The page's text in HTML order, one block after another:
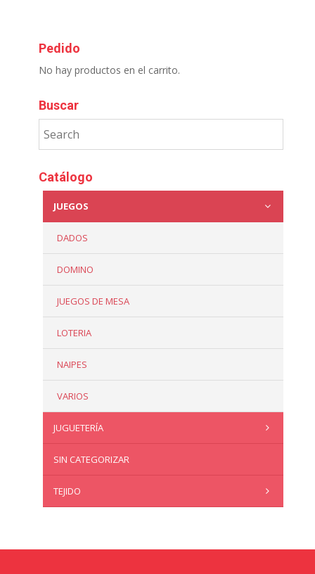
Pedido
No hay productos en el carrito.
Buscar
Catálogo
JUEGOS
DADOS
DOMINO
JUEGOS DE MESA
LOTERIA
NAIPES
VARIOS
JUGUETERÍA
SIN CATEGORIZAR
TEJIDO